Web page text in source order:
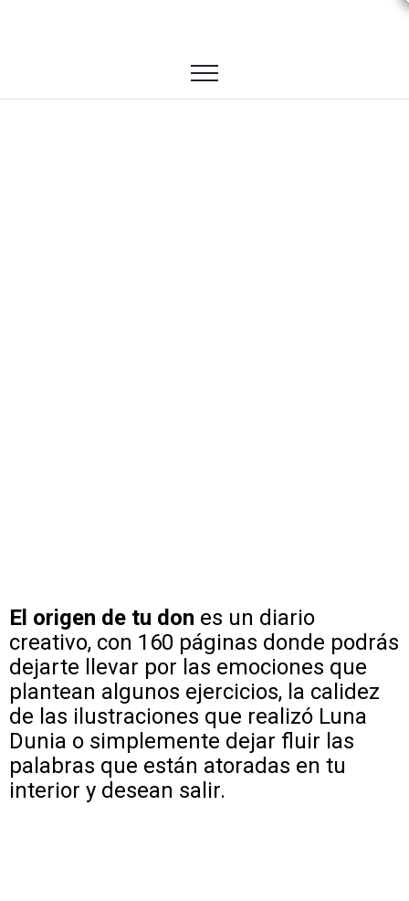
El origen de tu don es un diario
creativo, con 160 páginas donde podrás
dejarte llevar por las emociones que
plantean algunos ejercicios, la calidez
de las ilustraciones que realizó Luna
Dunia o simplemente dejar fluir las
palabras que están atoradas en tu
interior y desean salir.